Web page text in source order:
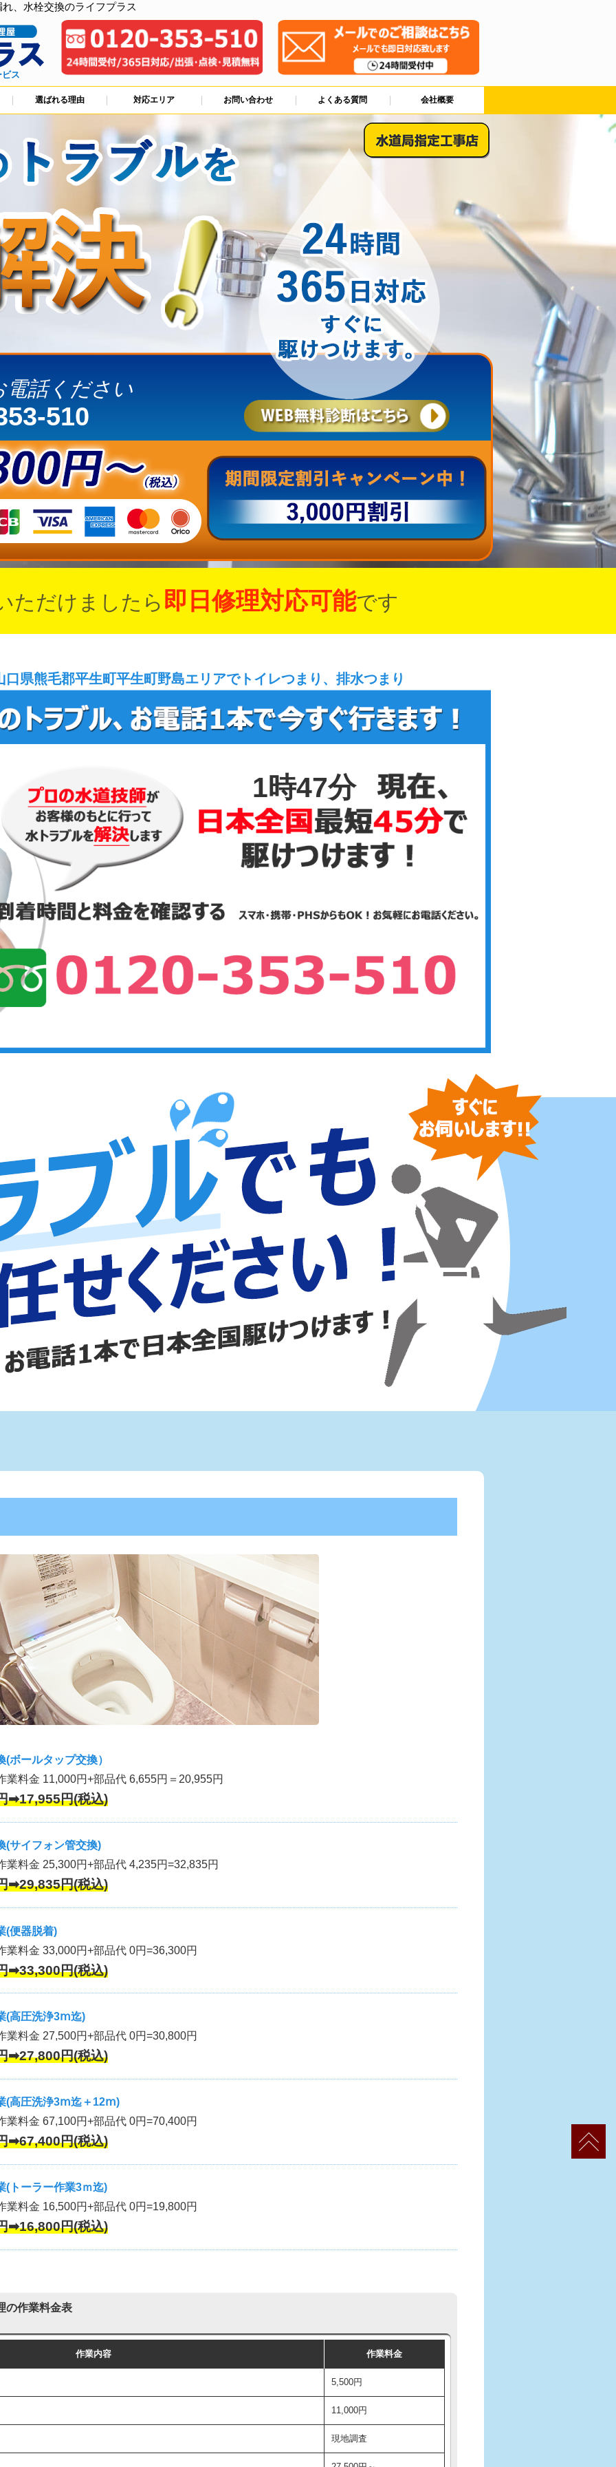
、水栓交換のライフプラス
ス
選ばれる理由 対応エリア お問い合わせ よくある質問 会社概要
話ください
510
ただけましたら 即日修理対応可能です
口県熊毛郡平生町平生町野島エリアでトイレつまり、排水つまり
1時47分
ボールタップ交換）
業料金 11,000円+部品代 6,655円＝20,955円
➡17,955円(税込)
(サイフォン管交換)
業料金 25,300円+部品代 4,235円=32,835円
➡29,835円(税込)
(便器脱着)
業料金 33,000円+部品代 0円=36,300円
➡33,300円(税込)
(高圧洗浄3ⅿ迄)
業料金 27,500円+部品代 0円=30,800円
➡27,800円(税込)
(高圧洗浄3ⅿ迄＋12ⅿ)
業料金 67,100円+部品代 0円=70,400円
➡67,400円(税込)
(トーラー作業3ｍ迄)
業料金 16,500円+部品代 0円=19,800円
➡16,800円(税込)
の作業料金表
作業内容 作業料金
5,500円
11,000円
現地調査